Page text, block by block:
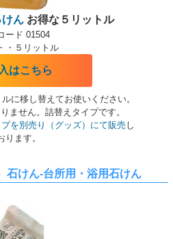
けん お得な５リットル
ード 01504
・５リットル
はこちら
に移し替えてお使いください。
ません。詰替えタイプです。
を別売り（グッズ）にて販売 し
ります。
石けん-台所用・浴用石けん